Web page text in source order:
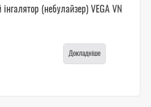
(небулайзер) VEGA VN
Докладніше